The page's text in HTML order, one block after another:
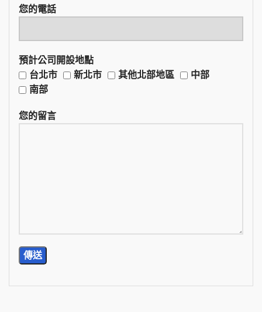
您的電話
預計公司開設地點
台北市
新北市 其他北部地區
中部
南部
您的留言